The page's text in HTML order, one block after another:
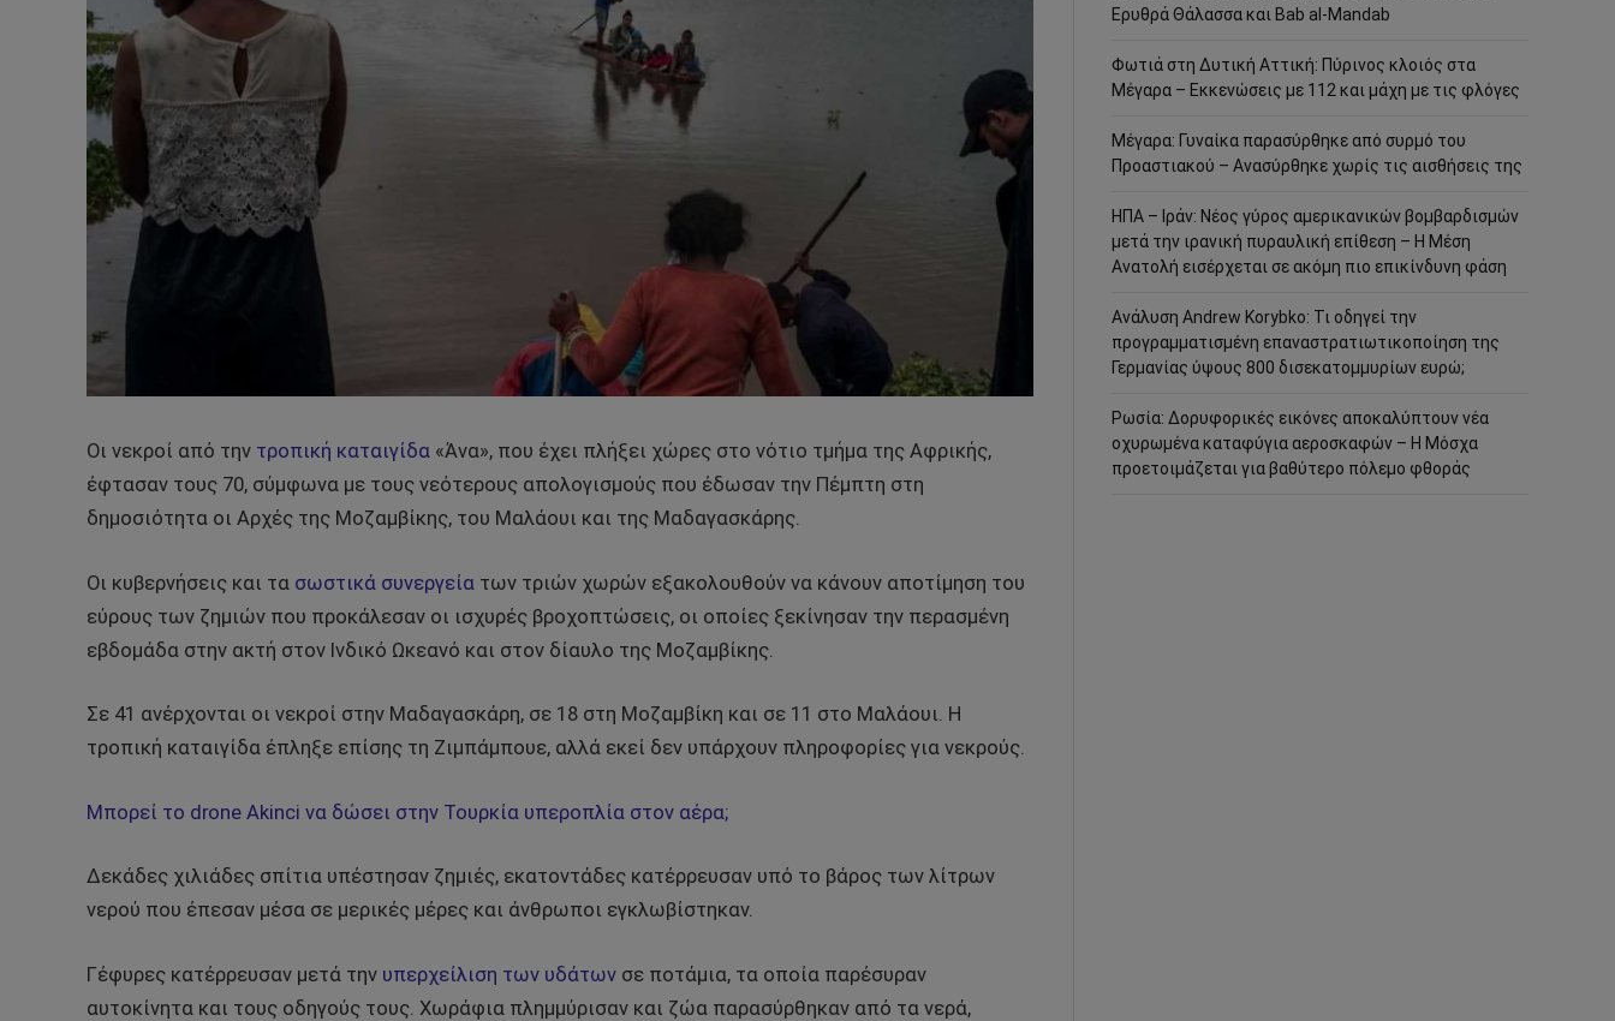
Οι νεκροί από την τροπική καταιγίδα «Άνα», που έχει πλήξει χώρες στο νότιο τμήμα της Αφρικής,
έφτασαν τους 70, σύμφωνα με τους νεότερους απολογισμούς που έδωσαν την Πέμπτη στη
δημοσιότητα οι Αρχές της Μοζαμβίκης, του Μαλάουι και της Μαδαγασκάρης.
Οι κυβερνήσεις και τα σωστικά συνεργεία των τριών χωρών εξακολουθούν να κάνουν αποτίμηση του
εύρους των ζημιών που προκάλεσαν οι ισχυρές βροχοπτώσεις, οι οποίες ξεκίνησαν την περασμένη
εβδομάδα στην ακτή στον Ινδικό Ωκεανό και στον δίαυλο της Μοζαμβίκης.
Σε 41 ανέρχονται οι νεκροί στην Μαδαγασκάρη, σε 18 στη Μοζαμβίκη και σε 11 στο Μαλάουι. Η
τροπική καταιγίδα έπληξε επίσης τη Ζιμπάμπουε, αλλά εκεί δεν υπάρχουν πληροφορίες για νεκρούς.
Μπορεί το drone Akinci να δώσει στην Τουρκία υπεροπλία στον αέρα;
Δεκάδες χιλιάδες σπίτια υπέστησαν ζημιές, εκατοντάδες κατέρρευσαν υπό το βάρος των λίτρων
νερού που έπεσαν μέσα σε μερικές μέρες και άνθρωποι εγκλωβίστηκαν.
Γέφυρες κατέρρευσαν μετά την υπερχείλιση των υδάτων σε ποτάμια, τα οποία παρέσυραν
αυτοκίνητα και τους οδηγούς τους. Χωράφια πλημμύρισαν και ζώα παρασύρθηκαν από τα νερά,
Ερυθρά Θάλασσα και Bab al-Mandab
Φωτιά στη Δυτική Αττική: Πύρινος κλοιός στα
Μέγαρα – Εκκενώσεις με 112 και μάχη με τις φλόγες
Μέγαρα: Γυναίκα παρασύρθηκε από συρμό του
Προαστιακού – Ανασύρθηκε χωρίς τις αισθήσεις της
ΗΠΑ – Ιράν: Νέος γύρος αμερικανικών βομβαρδισμών
μετά την ιρανική πυραυλική επίθεση – Η Μέση
Ανατολή εισέρχεται σε ακόμη πιο επικίνδυνη φάση
Ανάλυση Andrew Korybko: Τι οδηγεί την
προγραμματισμένη επαναστρατιωτικοποίηση της
Γερμανίας ύψους 800 δισεκατομμυρίων ευρώ;
Ρωσία: Δορυφορικές εικόνες αποκαλύπτουν νέα
οχυρωμένα καταφύγια αεροσκαφών – Η Μόσχα
προετοιμάζεται για βαθύτερο πόλεμο φθοράς